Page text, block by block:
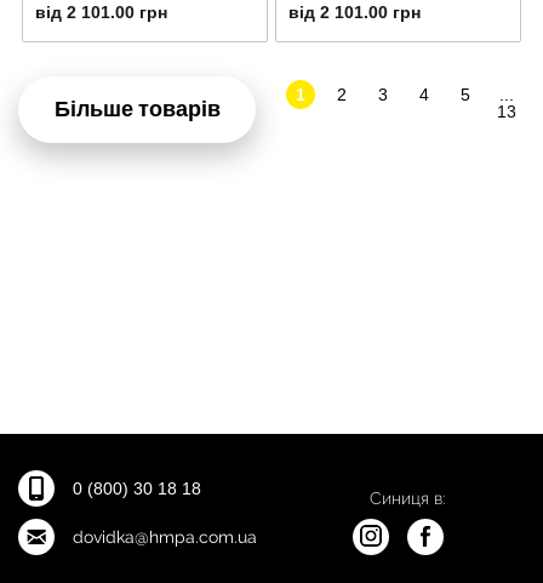
від 2 101.00 грн від 2 101.00 грн
Більше товарів
1 2 3 4 5
13
0 (800) 30 18 18
dovidka@hmpa.com.ua
Синиця в: